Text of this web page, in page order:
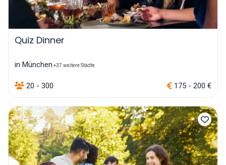
Quiz Dinner
in München +37 weitere Städte
20 - 300 175 - 200 €